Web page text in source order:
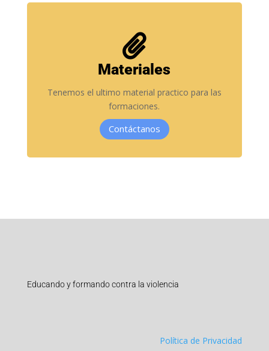

Materiales
Tenemos el ultimo material practico para las
formaciones.
Contáctanos
Educando y formando contra la violencia
Política de Privacidad